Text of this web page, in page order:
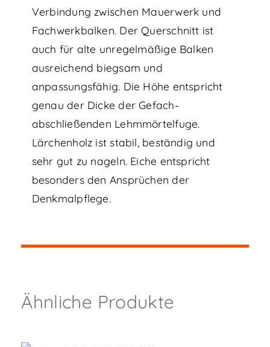
Verbindung zwischen Mauerwerk und
Fachwerkbalken. Der Querschnitt ist
auch für alte unregelmäßige Balken
ausreichend biegsam und
anpassungsfähig. Die Höhe entspricht
genau der Dicke der Gefach-
abschließenden Lehmmörtelfuge.
Lärchenholz ist stabil, beständig und
sehr gut zu nageln. Eiche entspricht
besonders den Ansprüchen der
Denkmalpflege.
Ähnliche Produkte